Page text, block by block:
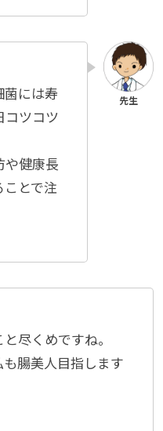
菌には寿
コツコツ
や健康長
とで注
尽くめですね。
腸美人目指します